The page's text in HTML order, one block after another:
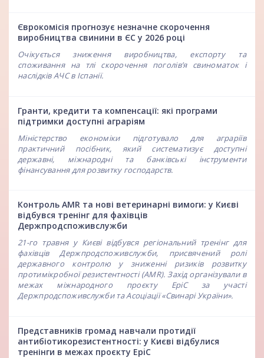
Єврокомісія прогнозує незначне скорочення
виробництва свинини в ЄС у 2026 році
Очікується зниження виробництва, експорту та
споживання на тлі скорочення поголів’я свиноматок і
наслідків АЧС в Іспанії.
Гранти, кредити та компенсації: які програми
підтримки доступні аграріям
Міністерство економіки підготувало для аграріїв
практичний посібник, який систематизує доступні
державні, міжнародні та банківські інструменти
фінансування для розвитку господарств.
Контроль AMR та нові ветеринарні вимоги: у Києві
відбувся тренінг для фахівців
Держпродспоживслужби
21-го травня у Києві відбувся регіональний тренінг для
фахівців Держпродспоживслужби, присвячений ролі
державного контролю у зниженні ризиків розвитку
протимікробної резистентності (AMR). Захід організували в
межах міжнародного проєкту EpiC за участі
Держпродспоживслужби та Асоціації «Свинарі України».
Представників громад навчали протидії
антибіотикорезистентності: у Києві відбулися
тренінги в межах проєкту EpiC